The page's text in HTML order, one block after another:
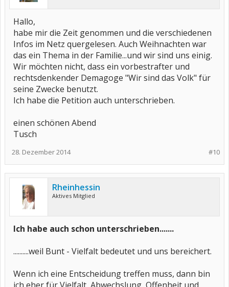
Hallo,
habe mir die Zeit genommen und die verschiedenen
Infos im Netz quergelesen. Auch Weihnachten war
das ein Thema in der Familie...und wir sind uns einig.
Wir möchten nicht, dass ein vorbestrafter und
rechtsdenkender Demagoge "Wir sind das Volk" für
seine Zwecke benutzt.
Ich habe die Petition auch unterschrieben.
einen schönen Abend
Tusch
#10
28. Dezember 2014
Rheinhessin
Aktives Mitglied
Ich habe auch schon unterschrieben.......
..........weil Bunt - Vielfalt bedeutet und uns bereichert.
Wenn ich eine Entscheidung treffen muss, dann bin